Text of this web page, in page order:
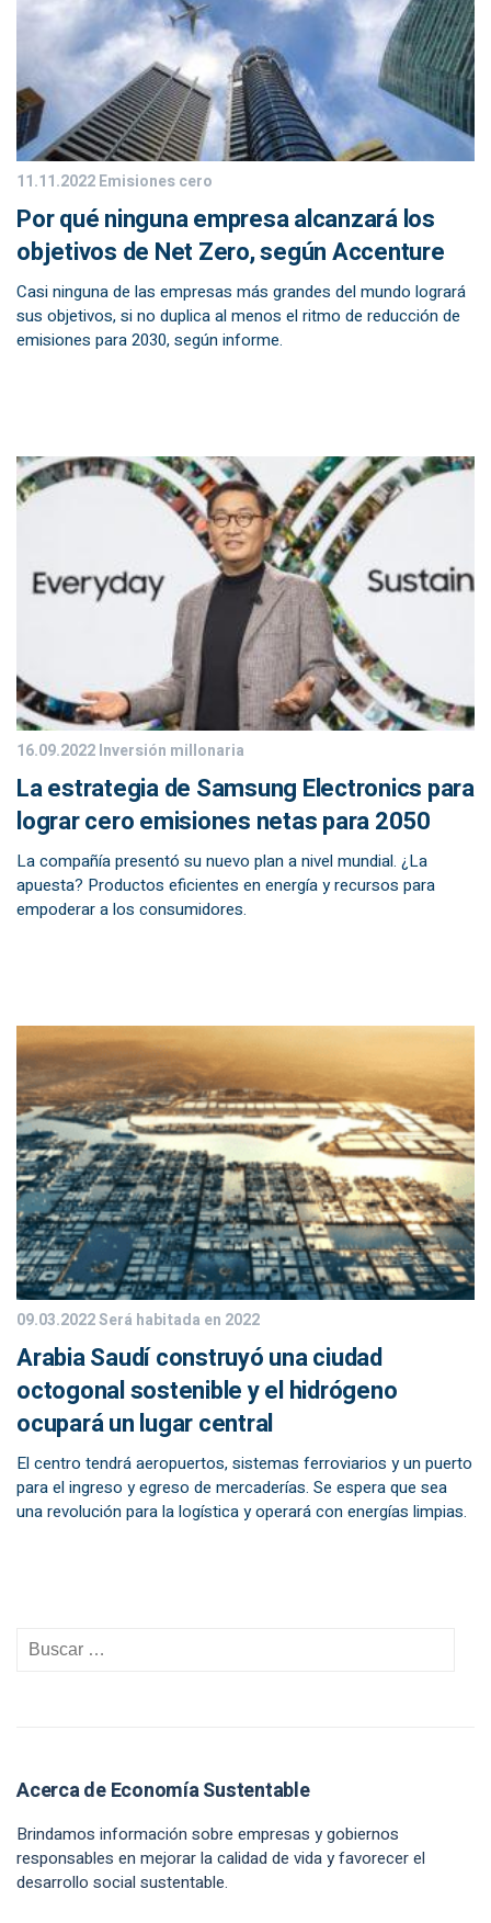
11.11.2022Emisiones cero
Por qué ninguna empresa alcanzará los
objetivos de Net Zero, según Accenture
Casi ninguna de las empresas más grandes del mundo logrará
sus objetivos, si no duplica al menos el ritmo de reducción de
emisiones para 2030, según informe.
16.09.2022Inversión millonaria
La estrategia de Samsung Electronics para
lograr cero emisiones netas para 2050
La compañía presentó su nuevo plan a nivel mundial. ¿La
apuesta? Productos eficientes en energía y recursos para
empoderar a los consumidores.
09.03.2022Será habitada en 2022
Arabia Saudí construyó una ciudad
octogonal sostenible y el hidrógeno
ocupará un lugar central
El centro tendrá aeropuertos, sistemas ferroviarios y un puerto
para el ingreso y egreso de mercaderías. Se espera que sea
una revolución para la logística y operará con energías limpias.
Acerca de Economía Sustentable
Brindamos información sobre empresas y gobiernos
responsables en mejorar la calidad de vida y favorecer el
desarrollo social sustentable.